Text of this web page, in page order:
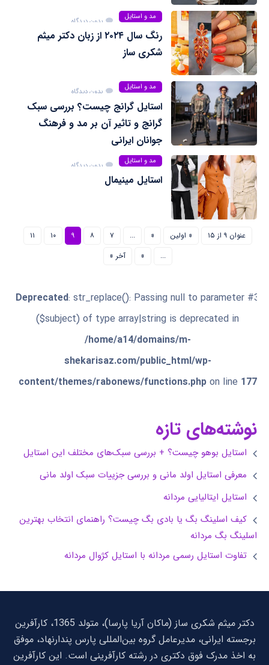
مد و استایل بدون دیدگاه
رنگ سال ۲۰۲۴ از زبان دکتر میثم
شکری ساز
مد و استایل بدون دیدگاه
استایل گرانج چیست؟ بررسی سبک
گرانج و تاثیر آن بر مد و فرهنگ
جوانان ایرانی
مد و استایل بدون دیدگاه
استایل مینیمال
عنوان ۹ از ۱۵ « اولین «
... ۷ ۸ ۹ ۱۰
۱۱
...
» آخر »
Deprecated: str_replace(): Passing null to parameter #3
($subject) of type array|string is deprecated in
/home/a14/domains/m-
shekarisaz.com/public_html/wp-
content/themes/rabonews/functions.phpon line 177
نوشته‌های تازه
استایل بوهو چیست؟ + بررسی سبک‌های مختلف این استایل
معرفی استایل اولد مانی و بررسی جزییات سبک اولد مانی
استایل ایتالیایی مردانه
کیف اسلینگ بگ یا بادی بگ چیست؟ راهنمای انتخاب بهترین
اسلینگ بگ مردانه
تفاوت استایل رسمی مردانه با استایل کژوال مردانه
دکتر میثم شکری ساز (ماکان آریا پارسا)، متولد 1365، کارآفرین
برجسته ایرانی، مدیرعامل گروه بین‌المللی پارس پندارنهاد، موفق
به اخذ مدرک فوق دکتری در رشته کارآفرینی است. این کارآفرین